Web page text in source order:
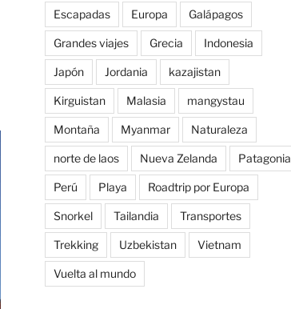
Escapadas Europa Galápagos
Grandes viajes Grecia Indonesia
Japón Jordania kazajistan
Kirguistan Malasia mangystau
Montaña Myanmar Naturaleza
norte de laos Nueva Zelanda Patagonia
Perú Playa Roadtrip por Europa
Snorkel Tailandia Transportes
Trekking Uzbekistan Vietnam
Vuelta al mundo